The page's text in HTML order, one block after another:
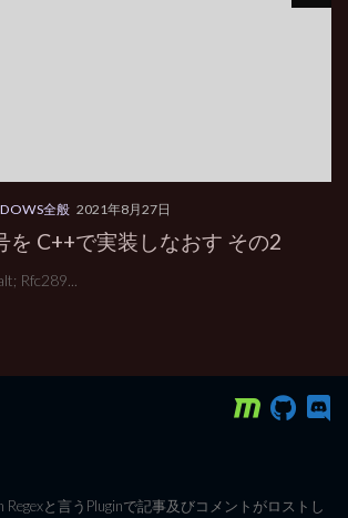
全般 2021年8月27日
を C++で実装しなおす その2
Rfc289...
Regexと言うPluginで記事及びコメントがロストし